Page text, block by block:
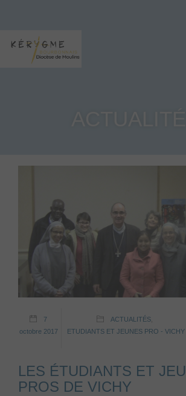
7
octobre 2017
ACTUALITÉS
ETUDIANTS ET JEUNES PRO - VICHY
LES ÉTUDIANTS ET
PROS DE VICHY